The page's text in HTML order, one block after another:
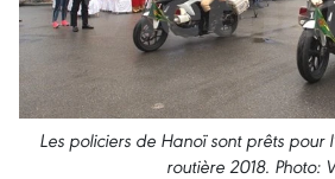
Les policiers de Hanoï sont prêts pour
routière 2018. Photo: